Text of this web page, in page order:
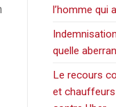
l’homme qui
quelle
Le recours
et